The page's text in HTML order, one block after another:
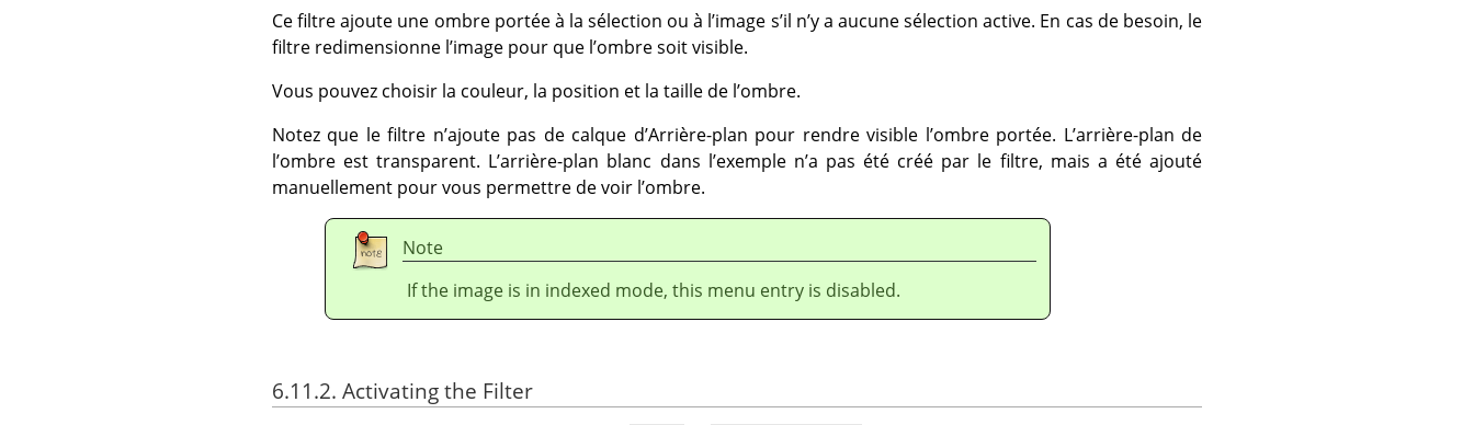
Ce filtre ajoute une ombre portée à la sélection ou à l’image s’il n’y a aucune sélection active. En cas de besoin, le
filtre redimensionne l’image pour que l’ombre soit visible.
Vous pouvez choisir la couleur, la position et la taille de l’ombre.
Notez que le filtre n’ajoute pas de calque d’Arrière-plan pour rendre visible l’ombre portée. L’arrière-plan de
l’ombre est transparent. L’arrière-plan blanc dans l’exemple n’a pas été créé par le filtre, mais a été ajouté
manuellement pour vous permettre de voir l’ombre.
Note
If the image is in indexed mode, this menu entry is disabled.
6.11.2. Activating the Filter